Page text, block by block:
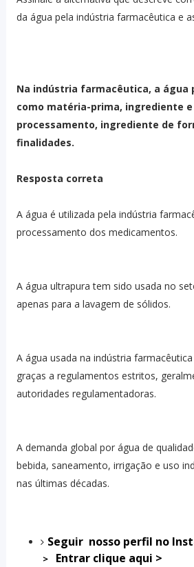
da água pela indústria farmacêutica e
Na indústria farmacêutica, a água
como matéria-prima, ingrediente
processamento, ingrediente de
finalidades.
Resposta correta
A água é utilizada pela indústria
processamento dos medicamentos.
A água ultrapura tem sido usada no
apenas para a lavagem de sólidos.
A água usada na indústria
graças a regulamentos estritos,
autoridades regulamentadoras.
A demanda global por água de
bebida, saneamento, irrigação e uso
nas últimas décadas.
Seguir nosso perfil no
> Entrar clique aqui >